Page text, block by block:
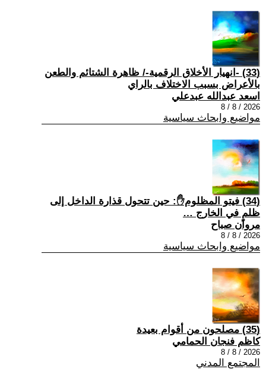
(33) -انهيار الأخلاق الرقمية-/ ظاهرة الشتائم والطعن
بالأعراض بسبب الاختلاف بالراي
اسعد عبدالله عبدعلي
2026 / 8 / 8
مواضيع وابحاث سياسية
(34) فيتو المظلوم✋: حين تتحول قذارة الداخل إلى
ظلمٍ في الخارج …
مروان صباح
2026 / 8 / 8
مواضيع وابحاث سياسية
(35) مصلحون من أقوام بعيدة
كاظم فنجان الحمامي
2026 / 8 / 8
المجتمع المدني